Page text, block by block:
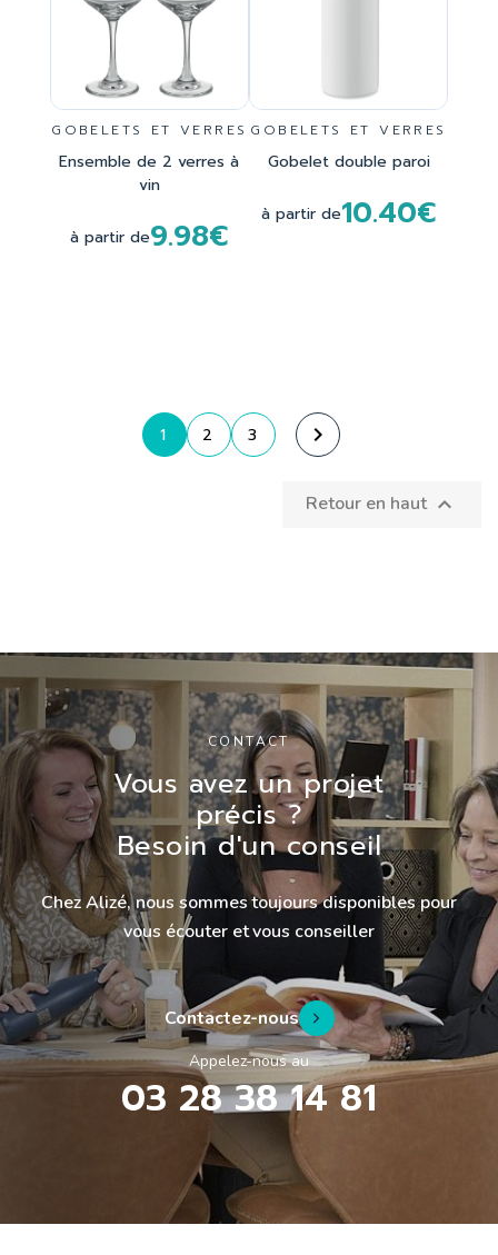
GOBELETS ET VERRES
Ensemble de 2 verres à
vin
à partir de9.98€
GOBELETS ET VERRES
Gobelet double paroi
à partir de10.40€
1 2 3 
Retour en haut 
CONTACT
Vous avez un projet
précis ?
Besoin d'un conseil
Chez Alizé, nous sommes toujours disponibles pour
vous écouter et vous conseiller
Contactez-nous
Appelez-nous au
03 28 38 14 81